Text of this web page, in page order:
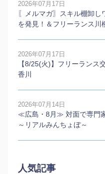
2026年07月17日
〖メルマガ〗スキル棚卸
を発見！＆フリーランス川
2026年07月17日
【8/25(火)】フリーランス
香川
2026年07月14日
≪広島・8月≫ 対面で専門
～リアルみんちょぼ～
人気記事